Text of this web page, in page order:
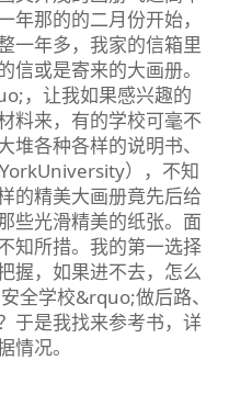
年那的的二月份开始，
一年多，我家的信箱里
信或是寄来的大画册。
，让我如果感兴趣的
料来，有的学校可毫不
堆各种各样的说明书、
），不知
的精美大画册竟先后给
些光滑精美的纸张。面
知所措。我的第一选择
握，如果进不去，怎么
全学校&rquo;做后路、
于是我找来参考书，详
情况。